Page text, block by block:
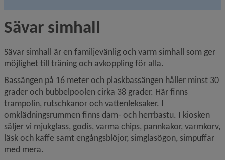
Sävar simhall
Sävar simhall är en familjevänlig och varm simhall som ger
möjlighet till träning och avkoppling för alla.
Bassängen på 16 meter och plaskbassängen håller minst 30
grader och bubbel­poolen cirka 38 grader. Här finns
trampolin, rutschkanor och vattenleksaker. I
omklädningsrummen finns dam- och herrbastu. I kiosken
säljer vi mjuk­glass, godis, varma chips, pannkakor, varmkorv,
läsk och kaffe samt engångsblöjor, simglasögon, simpuffar
med mera.